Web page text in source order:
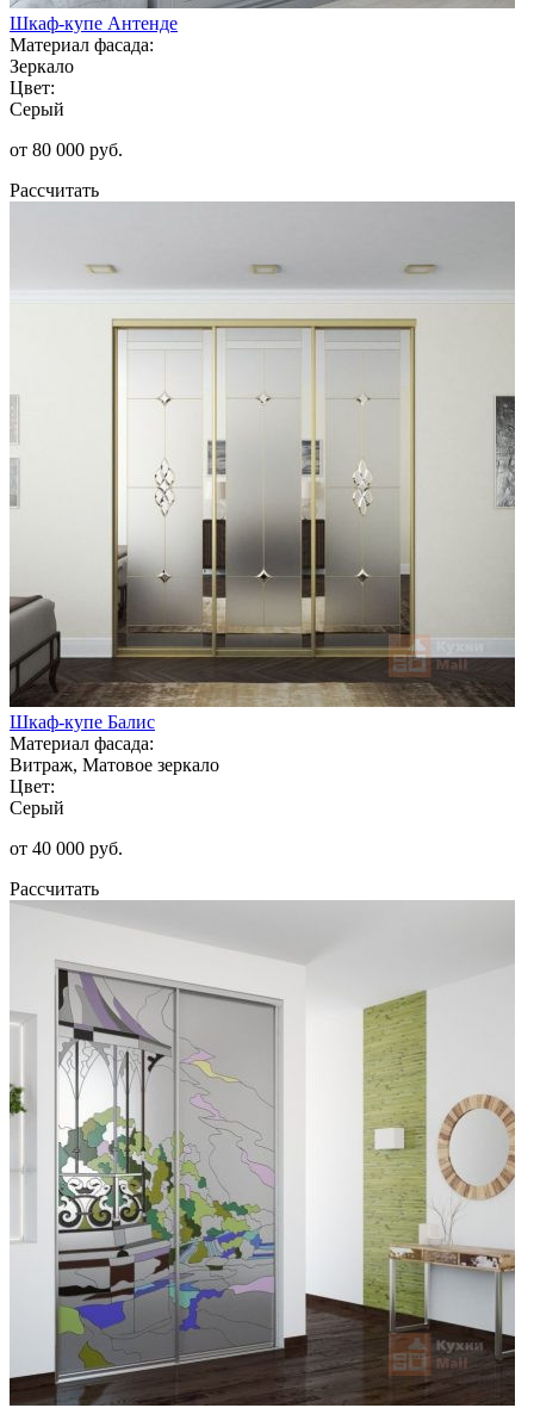
Шкаф-купе Антенде
Материал фасада:
Зеркало
Цвет:
Серый
от 80 000 руб.
Рассчитать
Шкаф-купе Балис
Материал фасада:
Витраж, Матовое зеркало
Цвет:
Серый
от 40 000 руб.
Рассчитать